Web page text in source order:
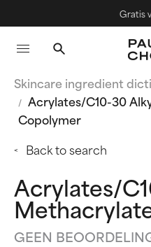
Gratis
Skincare ingredient
Acrylates/C10-30
Copolymer
Back to search
Acrylates/
GEEN